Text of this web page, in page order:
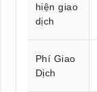
hiện giao
dịch
Phí Giao
Dịch